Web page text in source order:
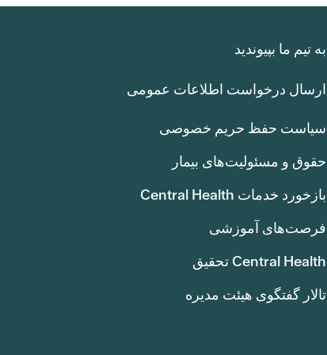
به تیم ما بپیوندید
ارسال درخواست اطلاعات عمومی
سیاست حفظ حریم خصوصی
حقوق و مسئولیت‌های بیمار
بازخورد خدمات Central Health
فرصت‌های آموزشی
Central Health تحقیق
تالار گفتگوی هیئت مدیره